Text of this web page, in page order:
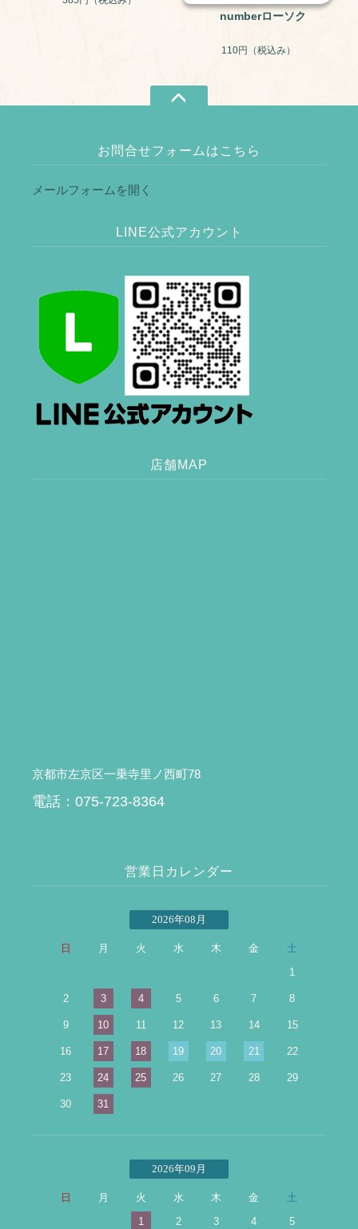
numberローソク
110円 （税込み）
お問合せフォームはこちら
メールフォームを開く
LINE公式アカウント
店舗MAP
京都市左京区一乗寺里ノ西町78
電話：075-723-8364
営業日カレンダー
2026年08月
日 月 火 水 木 金
土
1
2 3 4 5 6 7 8
9 10 11 12 13 14 15
16 17 18 19 20 21 22
23 24 25 26 27 28 29
30 31
2026年09月
日 月 火 水 木 金
土
1
2 3 4 5